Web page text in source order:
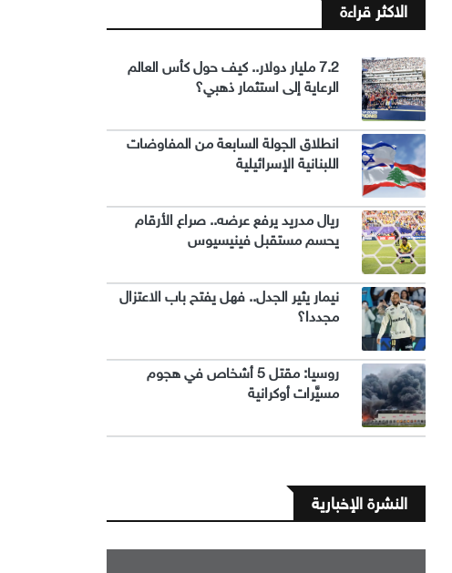
الاكثر قراءة
7.2 مليار دولار.. كيف حول كأس العالم
الرعاية إلى استثمار ذهبي؟
انطلاق الجولة السابعة من المفاوضات
اللبنانية الإسرائيلية
ريال مدريد يرفع عرضه.. صراع الأرقام
يحسم مستقبل فينيسيوس
نيمار يثير الجدل.. فهل يفتح باب الاعتزال
مجددا؟
روسيا: مقتل 5 أشخاص في هجوم
مسيَّرات أوكرانية
النشرة الإخبارية